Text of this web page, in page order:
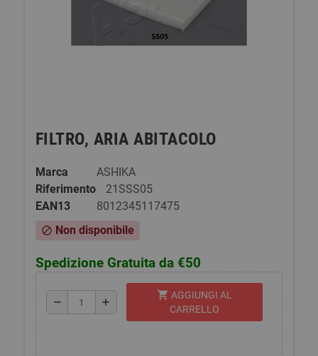
FILTRO, ARIA ABITACOLO
Marca
ASHIKA
Riferimento
21SSS05
EAN13
8012345117475
block Non disponibile
Spedizione Gratuita da €50
remove add
shopping_cart AGGIUNGI AL
CARRELLO